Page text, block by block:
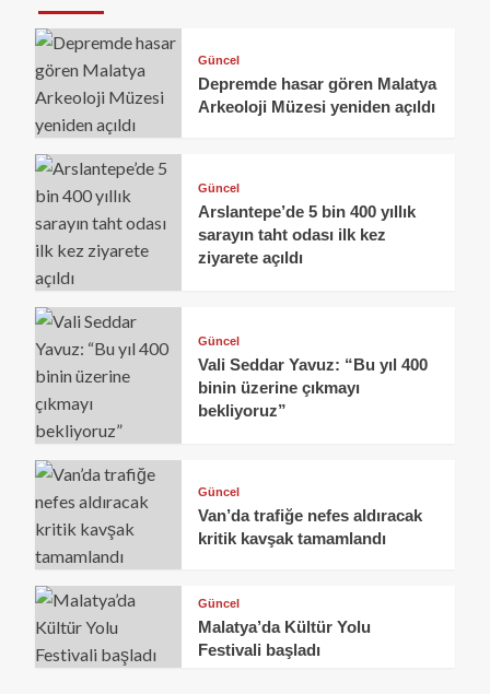
Güncel
Depremde hasar gören Malatya
Arkeoloji Müzesi yeniden açıldı
Güncel
Arslantepe’de 5 bin 400 yıllık
sarayın taht odası ilk kez
ziyarete açıldı
Güncel
Vali Seddar Yavuz: “Bu yıl 400
binin üzerine çıkmayı
bekliyoruz”
Güncel
Van’da trafiğe nefes aldıracak
kritik kavşak tamamlandı
Güncel
Malatya’da Kültür Yolu
Festivali başladı